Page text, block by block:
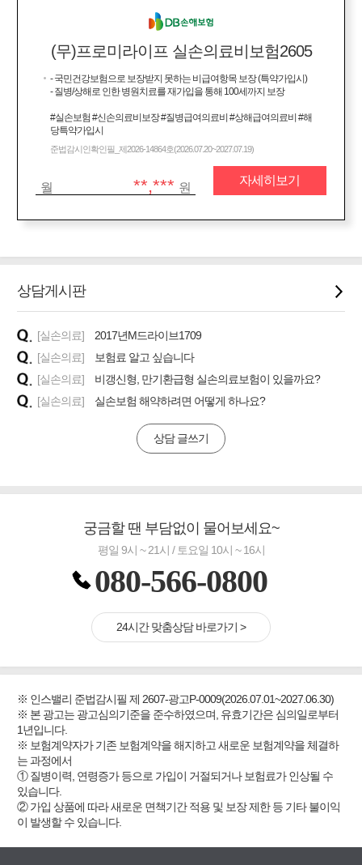
(무)프로미라이프 실손의료비보험2605
- 국민건강보험으로 보장받지 못하는 비급여항목 보장 (특약가입시)
- 질병/상해로 인한 병원치료를 재가입을 통해 100세까지 보장
#실손보험 #신손의료비보장 #질병급여의료비 #상해급여의료비 #해
당특약가입시
준법감시인확인필_제2026-14864호(2026.07.20~2027.07.19)
월 **,*** 원
자세히보기
상담게시판
[실손의료]
2017년M드라이브1709
[실손의료]
보험료 알고 싶습니다
[실손의료]
비갱신형, 만기환급형 실손의료보험이 있을까요?
[실손의료]
실손보험 해약하려면 어떻게 하나요?
상담 글쓰기
궁금할 땐 부담없이 물어보세요~
평일 9시 ~ 21시 / 토요일 10시 ~ 16시
080-566-0800
24시간 맞춤상담 바로가기 >
※ 인스밸리 준법감시필 제 2607-광고P-0009(2026.07.01~2027.06.30)
※ 본 광고는 광고심의기준을 준수하였으며, 유효기간은 심의일로부터
1년입니다.
※ 보험계약자가 기존 보험계약을 해지하고 새로운 보험계약을 체결하
는 과정에서
① 질병이력, 연령증가 등으로 가입이 거절되거나 보험료가 인상될 수
있습니다.
② 가입 상품에 따라 새로운 면책기간 적용 및 보장 제한 등 기타 불이익
이 발생할 수 있습니다.